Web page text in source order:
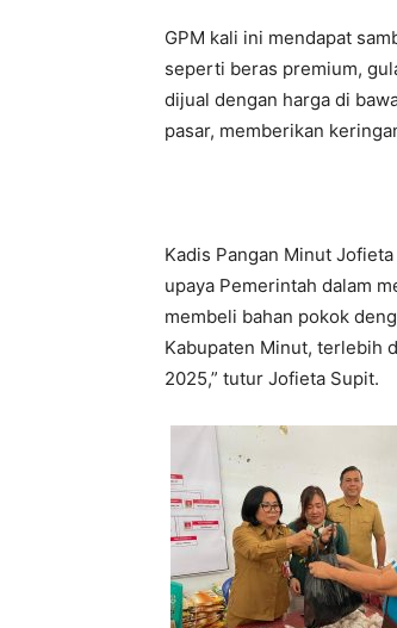
GPM kali ini mendapat
seperti beras premium,
dijual dengan harga di
pasar, memberikan
Kadis Pangan Minut
upaya Pemerintah dalam
membeli bahan pokok
Kabupaten Minut, terlebih
2025,” tutur Jofieta Supit.